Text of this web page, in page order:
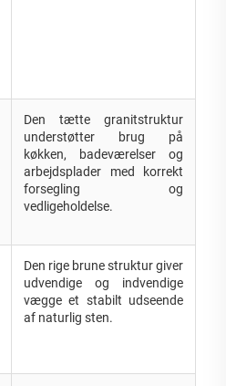
Den tætte granitstruktur
understøtter brug på
køkken, badeværelser og
arbejdsplader med korrekt
forsegling og
vedligeholdelse.
Den rige brune struktur giver
udvendige og indvendige
vægge et stabilt udseende
af naturlig sten.